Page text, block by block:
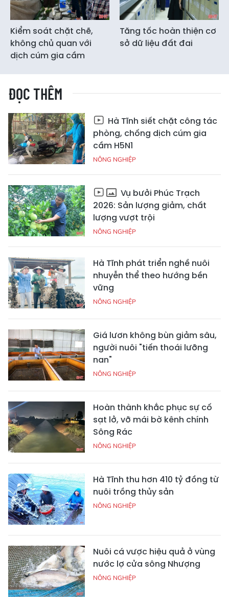
Kiểm soát chặt chẽ,
không chủ quan với
dịch cúm gia cầm
Tăng tốc hoàn thiện cơ
sở dữ liệu đất đai
ĐỌC THÊM
Hà Tĩnh siết chặt công tác
phòng, chống dịch cúm gia
cầm H5N1
NÔNG NGHIỆP
Vụ bưởi Phúc Trạch
2026: Sản lượng giảm, chất
lượng vượt trội
NÔNG NGHIỆP
Hà Tĩnh phát triển nghề nuôi
nhuyễn thể theo hướng bền
vững
NÔNG NGHIỆP
Giá lươn không bùn giảm sâu,
người nuôi "tiến thoái lưỡng
nan"
NÔNG NGHIỆP
Hoàn thành khắc phục sự cố
sạt lở, vỡ mái bờ kênh chính
Sông Rác
NÔNG NGHIỆP
Hà Tĩnh thu hơn 410 tỷ đồng từ
nuôi trồng thủy sản
NÔNG NGHIỆP
Nuôi cá vược hiệu quả ở vùng
nước lợ cửa sông Nhượng
NÔNG NGHIỆP